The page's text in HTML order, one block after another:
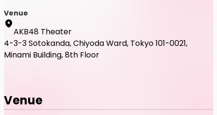
Venue
AKB48 Theater
4-3-3 Sotokanda, Chiyoda Ward, Tokyo 101-0021,
Minami Building, 8th Floor
Venue